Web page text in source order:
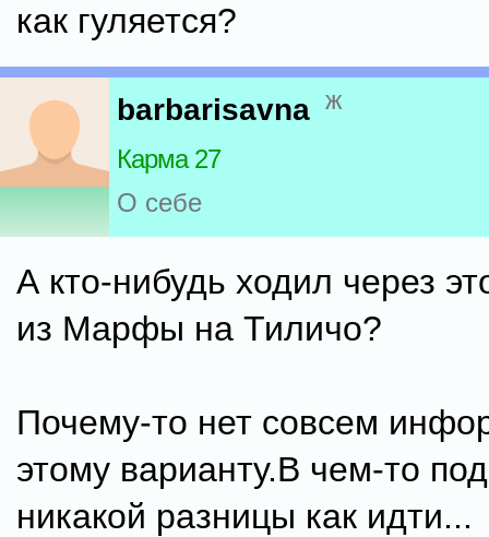
как гуляется?
barbarisavna ж
Карма 27
О себе
А кто-нибудь ходил через
из Марфы на Тиличо?
Почему-то нет совсем
этому варианту.В чем-то
никакой разницы как идти...